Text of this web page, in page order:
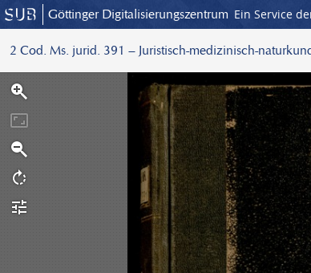
Göttinger Digitalisierungszentrum Ein Service
2 Cod. Ms. jurid. 391 – Juristisch-medizinisch-